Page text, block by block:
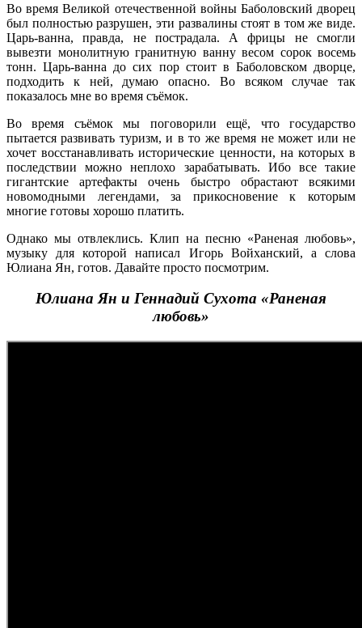
Во время Великой отечественной войны Баболовский дворец
был полностью разрушен, эти развалины стоят в том же виде.
Царь-ванна, правда, не пострадала. А фрицы не смогли
вывезти монолитную гранитную ванну весом сорок восемь
тонн. Царь-ванна до сих пор стоит в Баболовском дворце,
подходить к ней, думаю опасно. Во всяком случае так
показалось мне во время съёмок.
Во время съёмок мы поговорили ещё, что государство
пытается развивать туризм, и в то же время не может или не
хочет восстанавливать исторические ценности, на которых в
последствии можно неплохо зарабатывать. Ибо все такие
гигантские артефакты очень быстро обрастают всякими
новомодными легендами, за прикосновение к которым
многие готовы хорошо платить.
Однако мы отвлеклись. Клип на песню «Раненая любовь»,
музыку для которой написал Игорь Войханский, а слова
Юлиана Ян, готов. Давайте просто посмотрим.
Юлиана Ян и Геннадий Сухота «Раненая
любовь»